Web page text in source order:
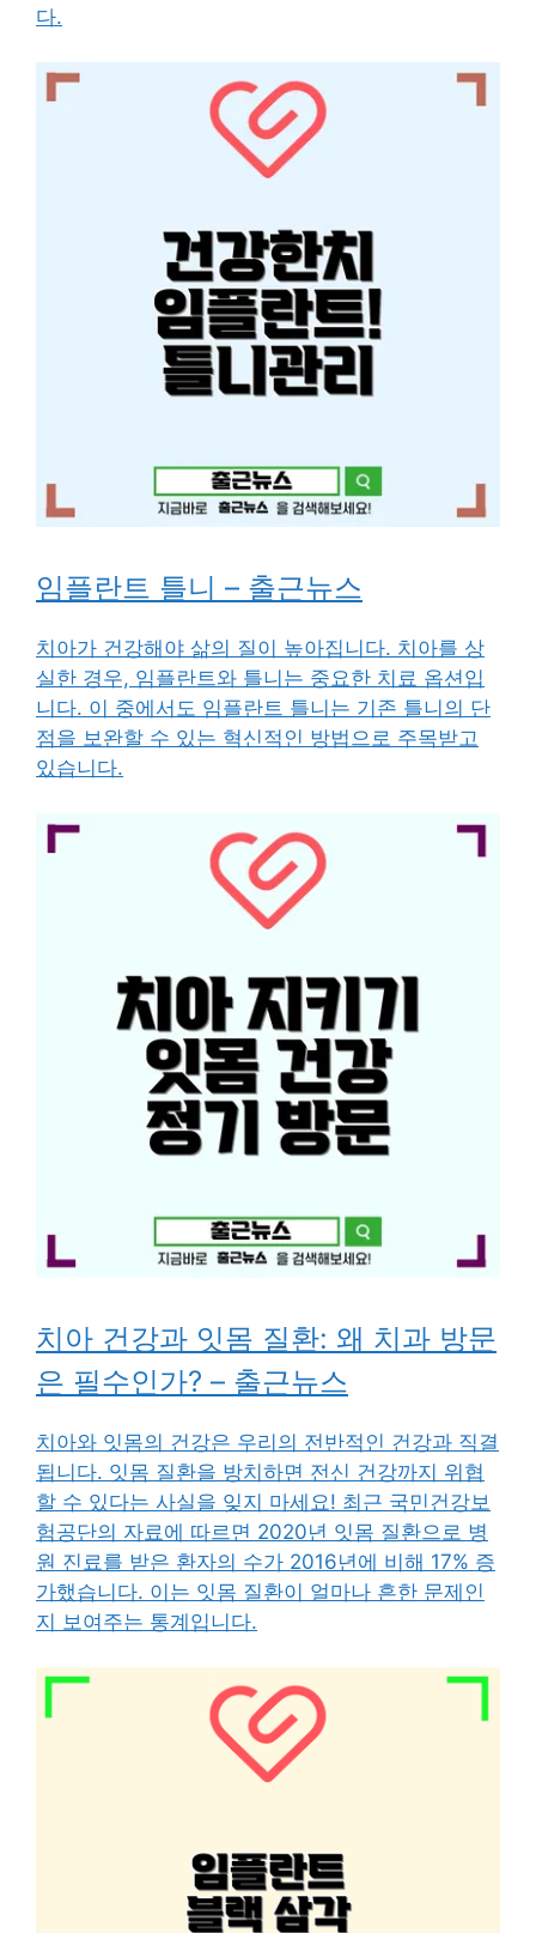
다.
임플란트 틀니 – 출근뉴스
치아가 건강해야 삶의 질이 높아집니다. 치아를 상
실한 경우, 임플란트와 틀니는 중요한 치료 옵션입
니다. 이 중에서도 임플란트 틀니는 기존 틀니의 단
점을 보완할 수 있는 혁신적인 방법으로 주목받고
있습니다.
치아 건강과 잇몸 질환: 왜 치과 방문
은 필수인가? – 출근뉴스
치아와 잇몸의 건강은 우리의 전반적인 건강과 직결
됩니다. 잇몸 질환을 방치하면 전신 건강까지 위협
할 수 있다는 사실을 잊지 마세요! 최근 국민건강보
험공단의 자료에 따르면 2020년 잇몸 질환으로 병
원 진료를 받은 환자의 수가 2016년에 비해 17% 증
가했습니다. 이는 잇몸 질환이 얼마나 흔한 문제인
지 보여주는 통계입니다.